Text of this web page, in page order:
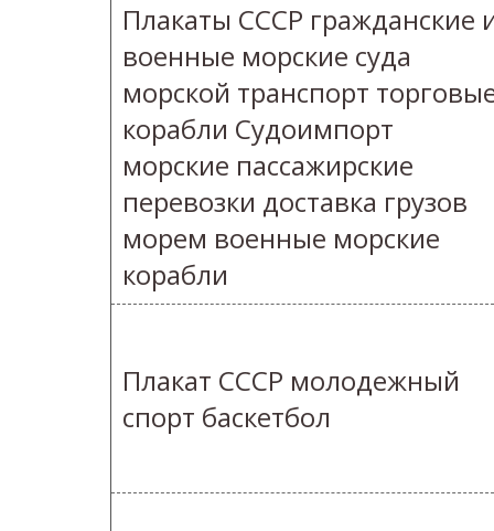
Плакаты СССР гражданские
военные морские суда
морской транспорт
корабли Судоимпорт
морские пассажирские
перевозки доставка грузов
морем военные морские
корабли
Плакат СССР молодежный
спорт баскетбол